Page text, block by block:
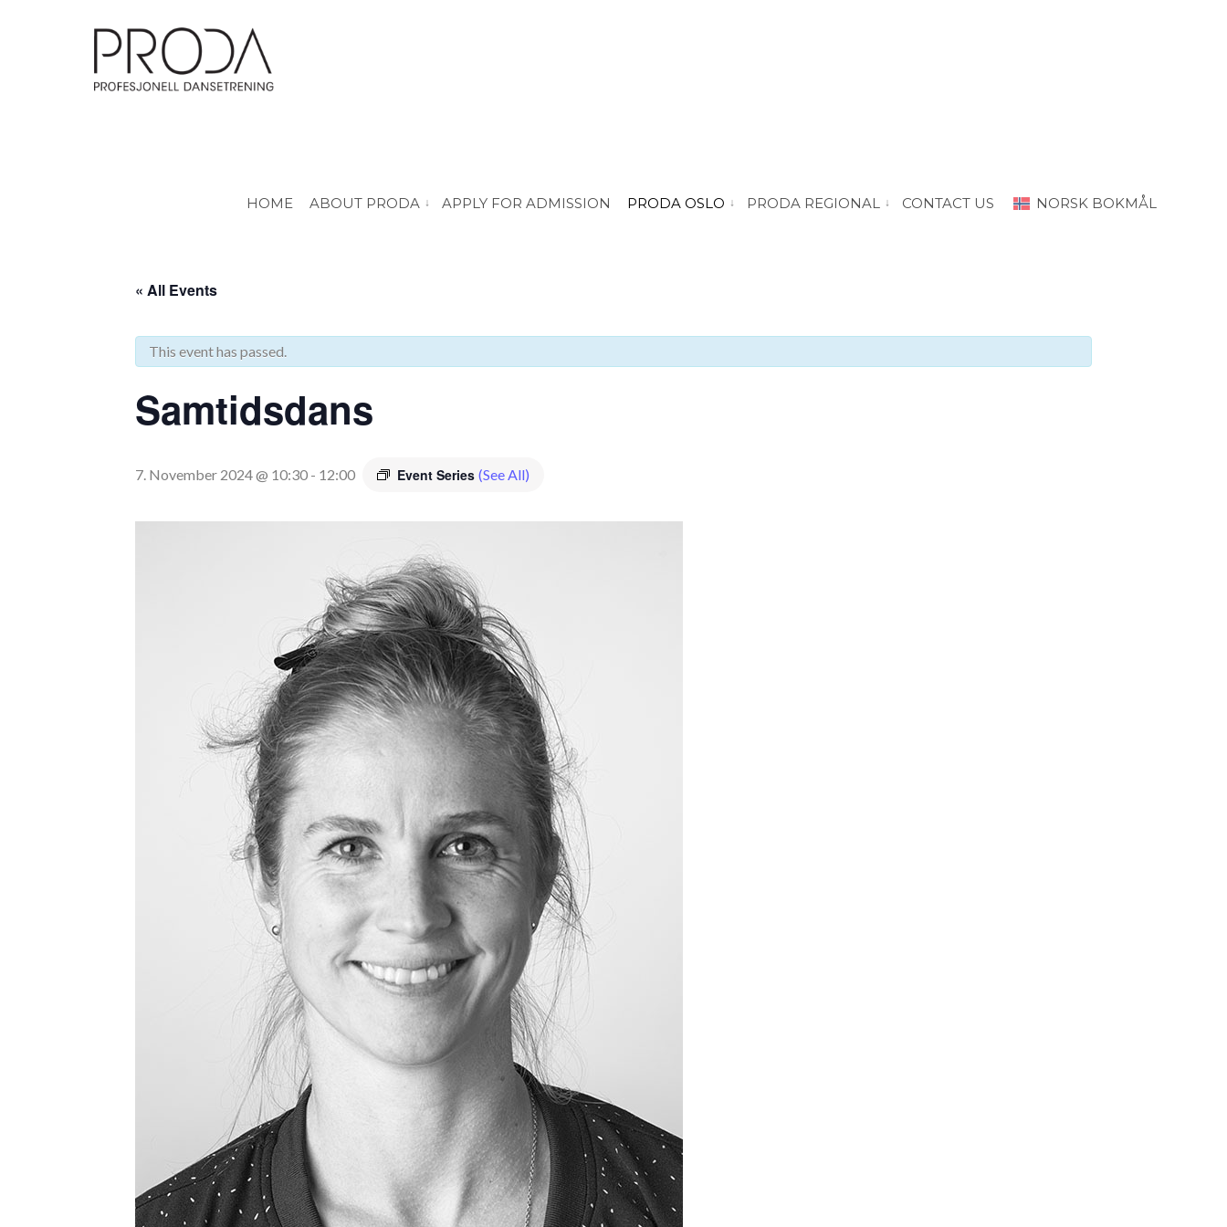
HOME ABOUT PRODA vis submeny for “About PRODA”
APPLY FOR ADMISSION PRODA OSLO vis submeny for “PRODA Oslo”
PRODA REGIONAL vis submeny for “PRODA Regional”
CONTACT US NORSK BOKMÅL
« All Events
This event has passed.
Samtidsdans
7. November 2024 @ 10:30 - 12:00 Event Series (See All)